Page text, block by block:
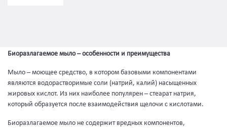
Биоразлагаемое мыло – особенности и преимущества
Мыло – моющее средство, в котором базовыми компонентами
являются водорастворимые соли (натрий, калий) насыщенных
жировых кислот. Из них наиболее популярен – стеарат натрия,
который образуется после взаимодействия щелочи с кислотами.
Биоразлагаемое мыло не содержит вредных компонентов,